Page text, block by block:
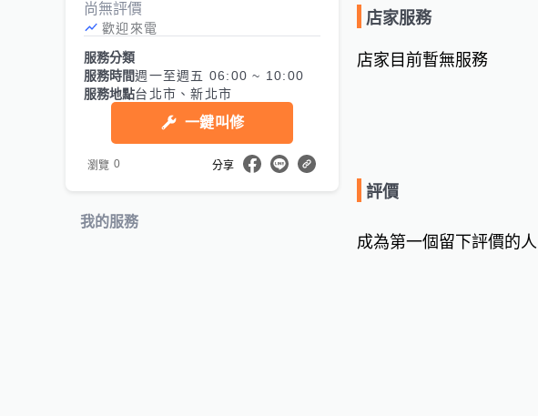
尚無評價
歡迎來電
服務分類
服務時間週一至週五 06:00 ~ 10:00
服務地點台北市、新北市
一鍵叫修
瀏覽 0 分享
我的服務
店家服務
店家目前暫無服務
評價
成為第一個留下評價的人